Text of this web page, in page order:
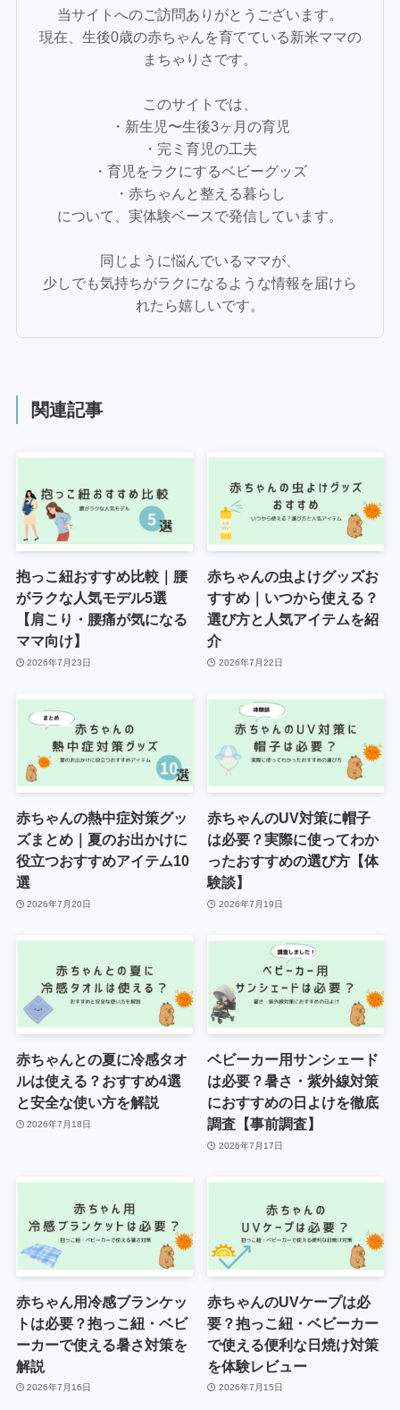
当サイトへのご訪問ありがとうございます。
現在、生後0歳の赤ちゃんを育てている新米ママの
まちゃりさです。
このサイトでは、
・新生児〜生後3ヶ月の育児
・完ミ育児の工夫
・育児をラクにするベビーグッズ
・赤ちゃんと整える暮らし
について、実体験ベースで発信しています。
同じように悩んでいるママが、
少しでも気持ちがラクになるような情報を届けら
れたら嬉しいです。
関連記事
抱っこ紐おすすめ比較｜腰
がラクな人気モデル5選
【肩こり・腰痛が気になる
ママ向け】
2026年7月23日
赤ちゃんの虫よけグッズお
すすめ｜いつから使える？
選び方と人気アイテムを紹
介
2026年7月22日
赤ちゃんの熱中症対策グッ
ズまとめ｜夏のお出かけに
役立つおすすめアイテム10
選
2026年7月20日
赤ちゃんのUV対策に帽子
は必要？実際に使ってわか
ったおすすめの選び方【体
験談】
2026年7月19日
赤ちゃんとの夏に冷感タオ
ルは使える？おすすめ4選
と安全な使い方を解説
2026年7月18日
ベビーカー用サンシェード
は必要？暑さ・紫外線対策
におすすめの日よけを徹底
調査【事前調査】
2026年7月17日
赤ちゃん用冷感ブランケッ
トは必要？抱っこ紐・ベビ
ーカーで使える暑さ対策を
解説
2026年7月16日
赤ちゃんのUVケープは必
要？抱っこ紐・ベビーカー
で使える便利な日焼け対策
を体験レビュー
2026年7月15日